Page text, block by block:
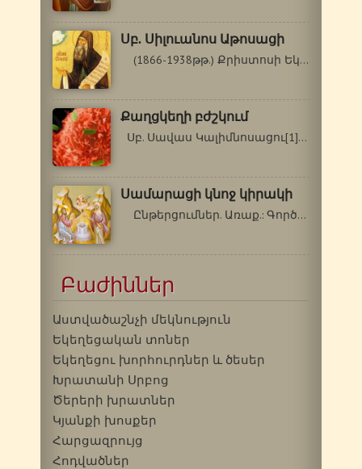
Սբ. Սիլուանոս Աթոսացի
(1866-1938թթ.) Քրիստոսի Եկեղեցին…
Քաղցկեղի բժշկում
Սբ. Սավաս Կալիմնոսացու[1] բարեխոսությամբ…
Սամարացի կնոջ կիրակի
Ընթերցումներ. Առաք.: Գործք 11.…
Բաժիններ
Աստվածաշնչի մեկնություն
Եկեղեցական տոներ
Եկեղեցու խորհուրդներ և ծեսեր
Խրատանի Սրբոց
Ծերերի խրատներ
Կյանքի խոսքեր
Հարցազրույց
Հոդվածներ